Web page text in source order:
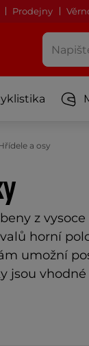
Prodejny
z
horní
umožní
jsou
a osy